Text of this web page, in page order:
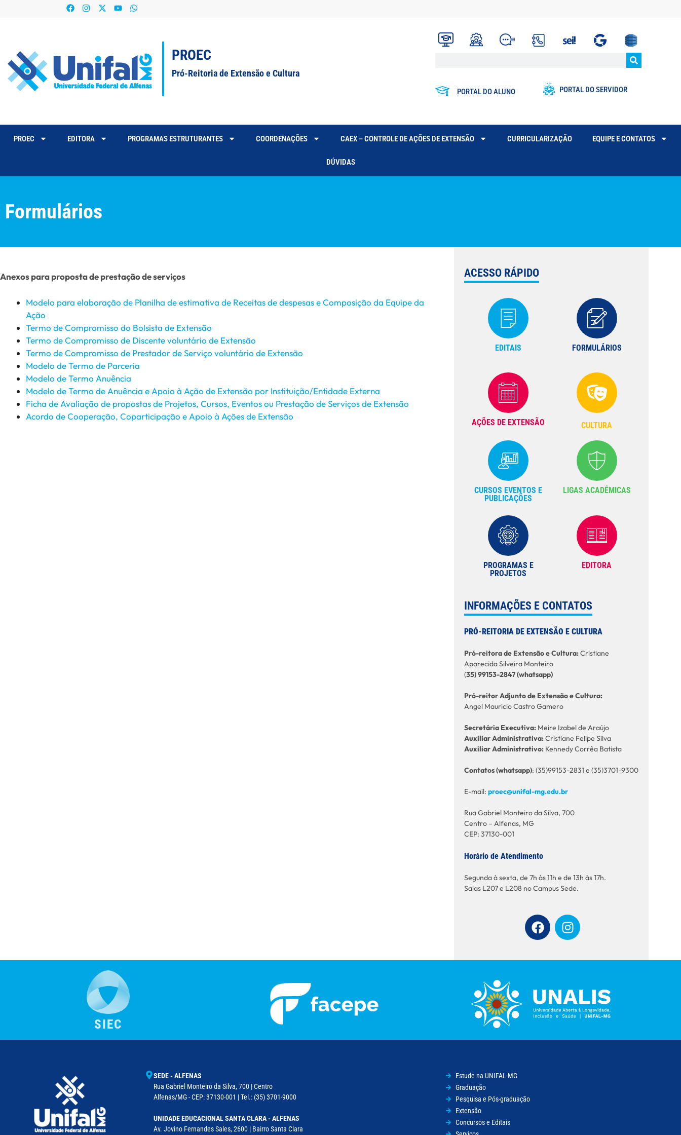
PROEC
Pró-Reitoria de Extensão e Cultura
PORTAL DO ALUNO PORTAL DO SERVIDOR
PROEC EDITORA PROGRAMAS ESTRUTURANTES COORDENAÇÕES CAEX – CONTROLE DE AÇÕES DE EXTENSÃO CURRICULARIZAÇÃO EQUIPE E CONTATOS
DÚVIDAS
Formulários
Anexos para proposta de prestação de serviços
Modelo para elaboração de Planilha de estimativa de Receitas de despesas e Composição da Equipe da
Ação
Termo de Compromisso do Bolsista de Extensão
Termo de Compromisso de Discente voluntário de Extensão
Termo de Compromisso de Prestador de Serviço voluntário de Extensão
Modelo de Termo de Parceria
Modelo de Termo Anuência
Modelo de Termo de Anuência e Apoio à Ação de Extensão por Instituição/Entidade Externa
Ficha de Avaliação de propostas de Projetos, Cursos, Eventos ou Prestação de Serviços de Extensão
Acordo de Cooperação, Coparticipação e Apoio à Ações de Extensão
ACESSO RÁPIDO
EDITAIS FORMULÁRIOS
AÇÕES DE EXTENSÃO CULTURA
CURSOS EVENTOS E
PUBLICAÇÕES
LIGAS ACADÊMICAS
PROGRAMAS E
PROJETOS
EDITORA
INFORMAÇÕES E CONTATOS
PRÓ-REITORIA DE EXTENSÃO E CULTURA
Pró-reitora de Extensão e Cultura:Cristiane
Aparecida Silveira Monteiro
(35) 99153-2847 (whatsapp)
Pró-reitor Adjunto de Extensão e Cultura:
Angel Mauricio Castro Gamero
Secretária Executiva: Meire Izabel de Araújo
Auxiliar Administrativa:Cristiane Felipe Silva
Auxiliar Administrativo: Kennedy Corrêa Batista
Contatos (whatsapp): (35)99153-2831 e (35)3701-9300
E-mail: proec@unifal-mg.edu.br
Rua Gabriel Monteiro da Silva, 700
Centro – Alfenas, MG
CEP: 37130-001
Horário de Atendimento
Segunda à sexta, de 7h às 11h e de 13h às 17h.
Salas L207 e L208 no Campus Sede.
SIEC
SEDE - ALFENAS
Rua Gabriel Monteiro da Silva, 700 | Centro
Alfenas/MG - CEP: 37130-001 | Tel.: (35) 3701-9000
UNIDADE EDUCACIONAL SANTA CLARA - ALFENAS
Av. Jovino Fernandes Sales, 2600 | Bairro Santa Clara
Estude na UNIFAL-MG
Graduação
Pesquisa e Pós-graduação
Extensão
Concursos e Editais